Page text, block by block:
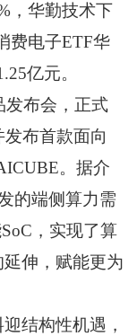
，华勤技术下
费电子ETF华
亿元。
发布会，正式
布首款面向
。据介
的端侧算力需
，实现了算
伸，赋能更为
结构性机遇，